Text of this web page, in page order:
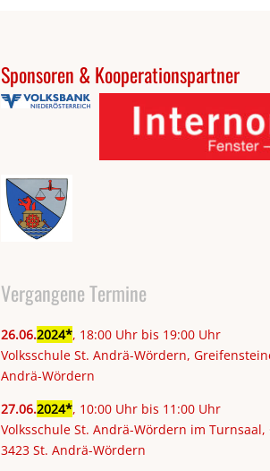
Sponsoren & Kooperationspartner
Vergangene Termine
26.06.2024 , 18:00 Uhr bis 19:00 Uhr
Volksschule St. Andrä-Wördern,
Andrä-Wördern
27.06.2024 , 10:00 Uhr bis 11:00 Uhr
Volksschule St. Andrä-Wördern im
3423 St. Andrä-Wördern